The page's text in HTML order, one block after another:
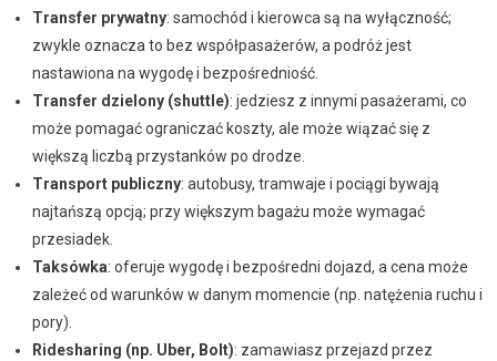
Transfer prywatny: samochód i kierowca są na wyłączność;
zwykle oznacza to bez współpasażerów, a podróż jest
nastawiona na wygodę i bezpośredniość.
Transfer dzielony (shuttle): jedziesz z innymi pasażerami, co
może pomagać ograniczać koszty, ale może wiązać się z
większą liczbą przystanków po drodze.
Transport publiczny: autobusy, tramwaje i pociągi bywają
najtańszą opcją; przy większym bagażu może wymagać
przesiadek.
Taksówka: oferuje wygodę i bezpośredni dojazd, a cena może
zależeć od warunków w danym momencie (np. natężenia ruchu i
pory).
Ridesharing (np. Uber, Bolt): zamawiasz przejazd przez